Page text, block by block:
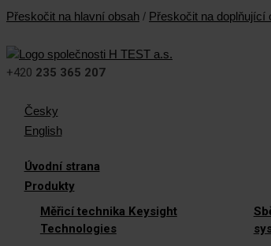
Přeskočit na hlavní obsah / Přeskočit na doplňující
+420 235 365 207
Česky
English
Úvodní strana
Produkty
Měřicí technika Keysight
Technologies